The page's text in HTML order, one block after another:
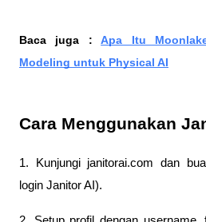
Baca juga : Apa Itu
Modeling untuk Physical AI
Cara Menggunakan
1. Kunjungi janitorai.com dan
login Janitor AI).